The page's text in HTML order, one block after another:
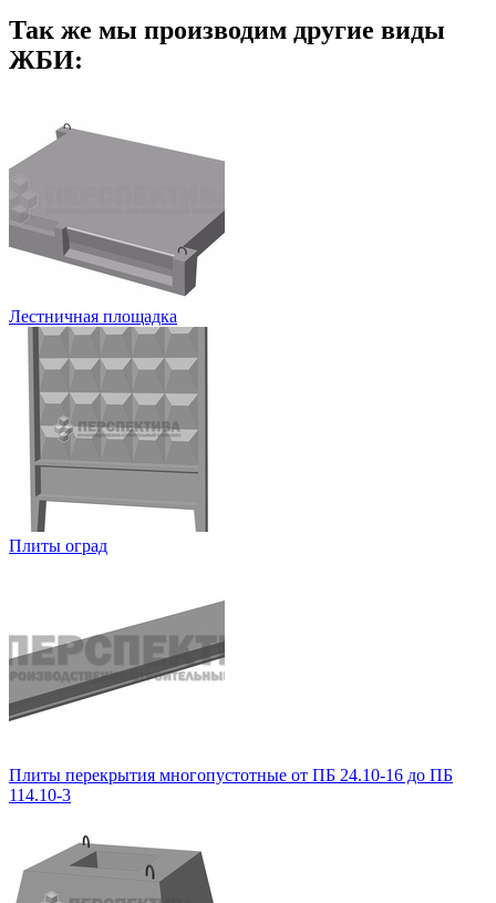
Так же мы производим другие виды
ЖБИ:
Лестничная площадка
Плиты оград
Плиты перекрытия многопустотные от ПБ 24.10-16 до ПБ
114.10-3